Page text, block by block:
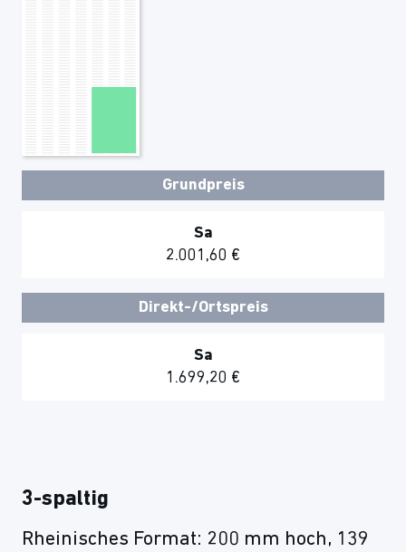
Grundpreis
Sa
2.001,60 €
Direkt-/Ortspreis
Sa
1.699,20 €
3-spaltig
Rheinisches Format: 200 mm hoch, 139